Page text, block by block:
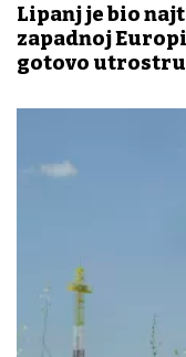
Lipanj je bio
zapadnoj
gotovo